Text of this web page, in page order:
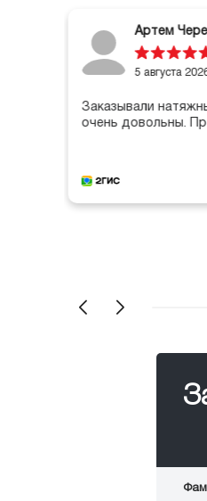
Артем
5 августа
Заказывали
очень довольны.